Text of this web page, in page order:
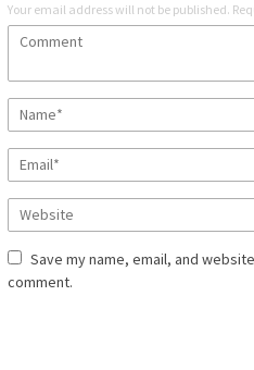
Your email address will not be published.
Save my name, email, and
comment.